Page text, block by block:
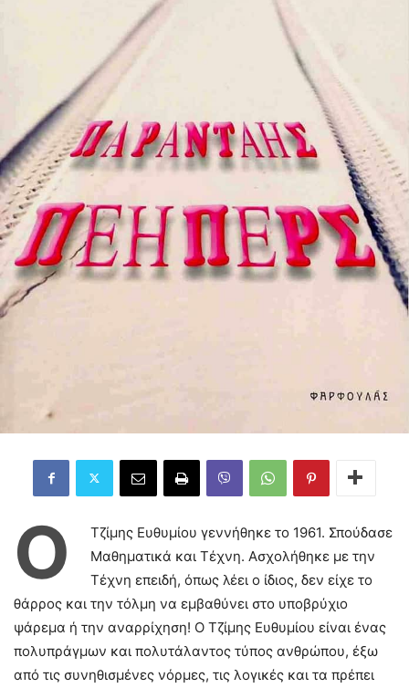
Ο
Τζίμης Ευθυμίου γεννήθηκε το 1961. Σπούδασε
Μαθηματικά και Τέχνη. Ασχολήθηκε με την
Τέχνη επειδή, όπως λέει ο ίδιος, δεν είχε το
θάρρος και την τόλμη να εμβαθύνει στο υποβρύχιο
ψάρεμα ή την αναρρίχηση! Ο Τζίμης Ευθυμίου είναι ένας
πολυπράγμων και πολυτάλαντος τύπος ανθρώπου, έξω
από τις συνηθισμένες νόρμες, τις λογικές και τα πρέπει